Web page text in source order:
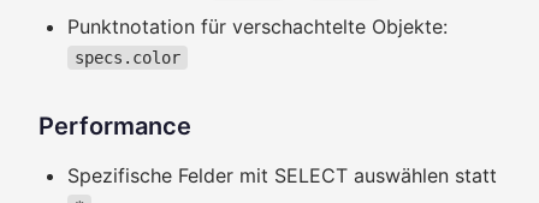
Punktnotation für verschachtelte Objekte:
specs.color
Performance
Spezifische Felder mit SELECT auswählen statt